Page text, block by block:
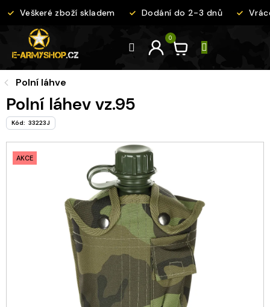
na
Veškeré zboží skladem Dodání do 2-3 dnů
Polní láhve
Polní láhev vz.95
Kód: 33223J
AKCE